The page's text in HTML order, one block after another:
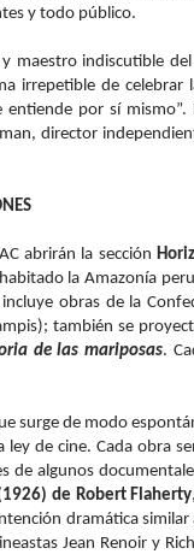
y todo público.
maestro indiscutible
irrepetible de celebrar
por sí
director
abrirán la sección
la Amazonía
obras de la
también se
de las mariposas.
surge de modo
de cine. Cada obra
de algunos
de Robert Flaherty
dramática similar
Jean Renoir y